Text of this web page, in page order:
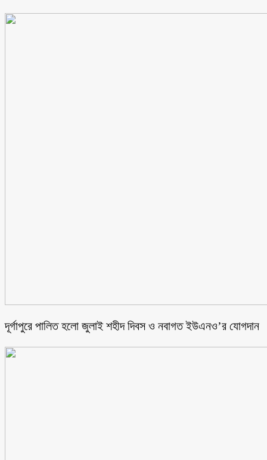
‎দূর্গাপুরে পালিত হলো জুলাই শহীদ দিবস ও নবাগত ইউএনও’র যোগদান ‎